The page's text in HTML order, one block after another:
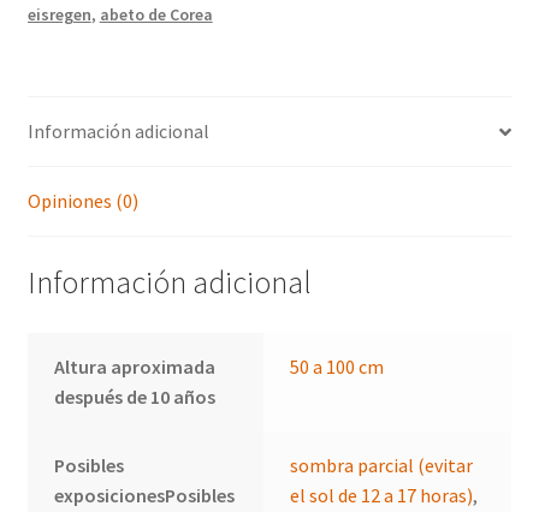
eisregen, abeto de Corea
Información adicional
Opiniones (0)
Información adicional
Altura aproximada
después de 10 años
50 a 100 cm
Posibles
exposicionesPosibles
sombra parcial (evitar
el sol de 12 a 17 horas),